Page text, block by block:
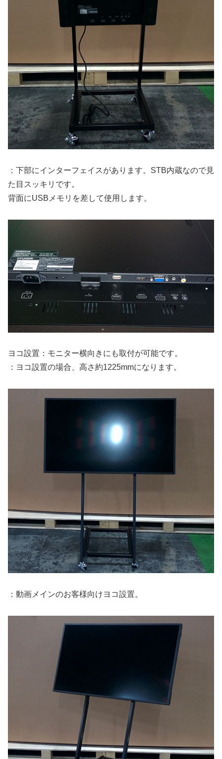
：下部にインターフェイスがあります。STB内蔵なので見
た目スッキリです。
背面にUSBメモリを差して使用します。
ヨコ設置：モニター横向きにも取付が可能です。
：ヨコ設置の場合、高さ約1225mmになります。
：動画メインのお客様向けヨコ設置。